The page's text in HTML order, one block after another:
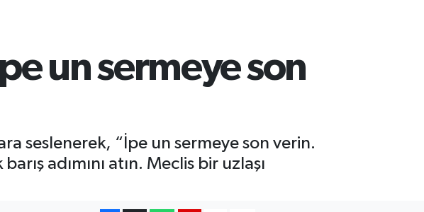
un sermeye son
seslenerek, “İpe un sermeye son verin.
adımını atın. Meclis bir uzlaşı